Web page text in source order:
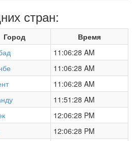
стран:
Город
Время
11:06:28 AM
11:06:28 AM
11:06:28 AM
11:51:28 AM
12:06:28 PM
12:06:28 PM